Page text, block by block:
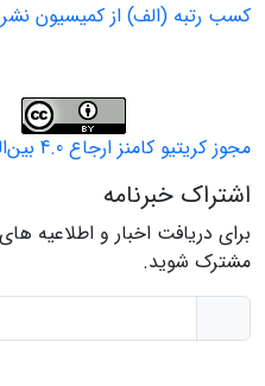
کسب رتبه (الف) از کمیسیون
مجوز کریتیو کامنز ارجاع 4.0 بین‌المللی
اشتراک خبرنامه
برای دریافت اخبار و اطلاعیه
مشترک شوید.